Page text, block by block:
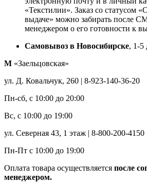
«Текстилии». Заказ со статусом
выдаче» можно забирать после
менеджером о его готовности к
Самовывоз в Новосибирске, 1-5
М «Заельцовская»
ул. Д. Ковальчук, 260 | 8-923-140-36-20
Пн-сб, с 10:00 до 20:00
Вс, с 10:00 до 19:00
ул. Северная 43, 1 этаж | 8-800-200-4150
Пн-Пт с 10:00 до 19:00
Оплата товара осуществляется после
менеджером.